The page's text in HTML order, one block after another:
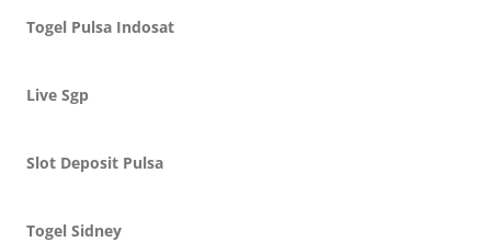
Togel Pulsa Indosat
Live Sgp
Slot Deposit Pulsa
Togel Sidney